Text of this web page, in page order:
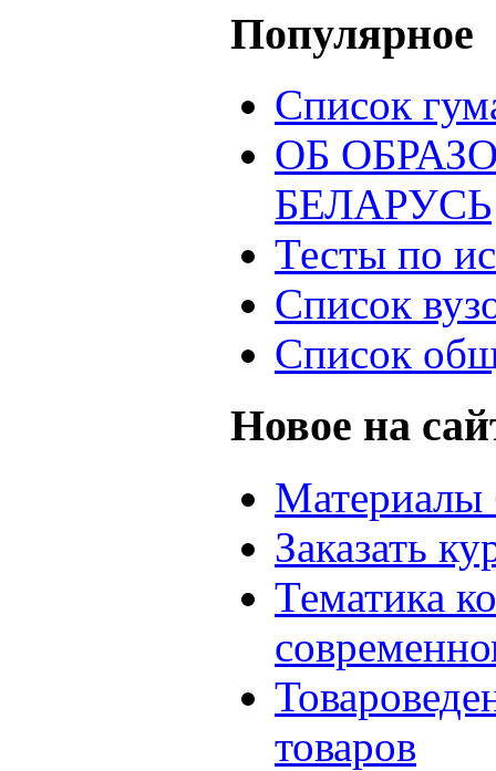
Популярное
Список
ОБ
БЕЛАРУСЬ
Тесты по
Список
Список
Новое на
Материалы
Заказать
Тематика
товаров